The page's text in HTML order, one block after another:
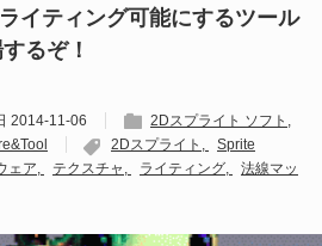
イティング可能にするツール
るぞ！
2014-11-06
2Dスプライト ソフト
2Dスプライト
Sprite
ェア テクスチャ ライティング
法線マッ